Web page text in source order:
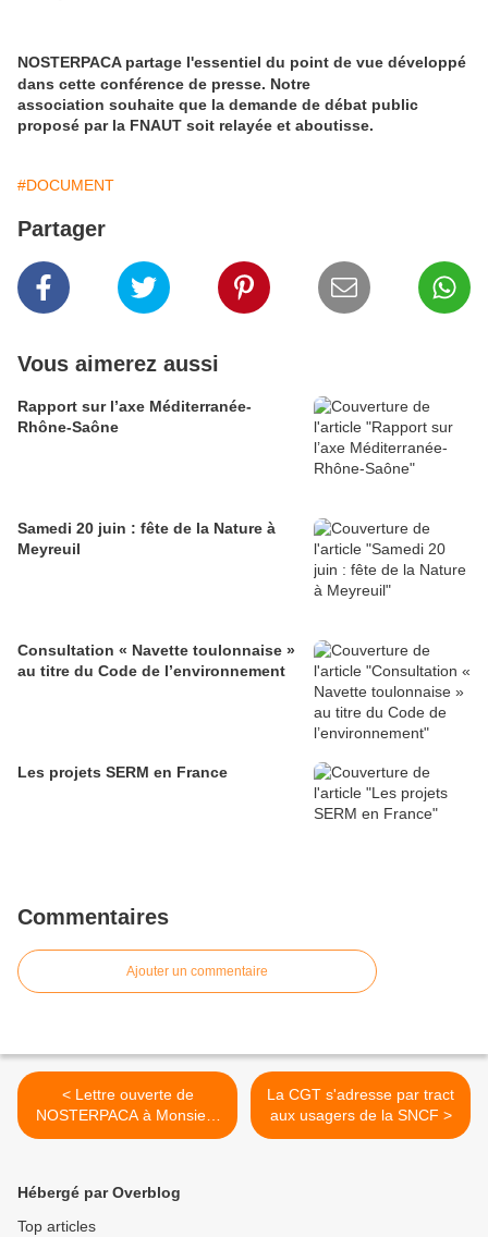
NOSTERPACA partage l'essentiel du point de vue développé
dans cette conférence de presse. Notre
association souhaite que la demande de débat public
proposé par la FNAUT soit relayée et aboutisse.
#DOCUMENT
Partager
Vous aimerez aussi
Rapport sur l’axe Méditerranée-
Rhône-Saône
Samedi 20 juin : fête de la Nature à
Meyreuil
Consultation « Navette toulonnaise »
au titre du Code de l’environnement
Les projets SERM en France
Commentaires
Ajouter un commentaire
< Lettre ouverte de
NOSTERPACA à Monsieur
Thierry Mariani
La CGT s'adresse par tract
aux usagers de la SNCF >
Hébergé par Overblog
Top articles